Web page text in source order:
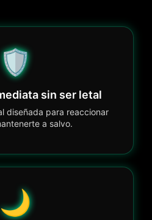
🛡️
sin ser letal
diseñada para reaccionar
a salvo.
🌙